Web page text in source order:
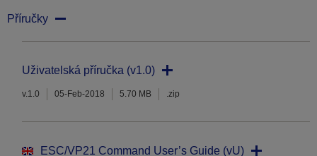
Příručky
Uživatelská příručka (v1.0)
v.1.0 05-Feb-2018 5.70 MB .zip
ESC/VP21 Command User’s Guide (vU)